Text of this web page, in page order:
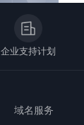
企业支持计划
域名服务